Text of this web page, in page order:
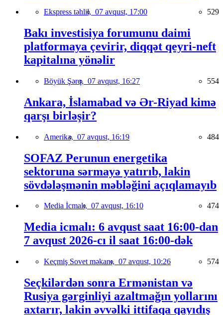
Ekspress təhlil, 07 avqust, 17:00 529
Bakı investisiya forumunu daimi
platformaya çevirir, diqqət qeyri-neft
kapitalına yönəlir
Böyük Şərq, 07 avqust, 16:27 554
Ankara, İslamabad və Ər-Riyad kimə
qarşı birləşir?
Amerika, 07 avqust, 16:19 484
SOFAZ Perunun energetika
sektoruna sərmayə yatırıb, lakin
sövdələşmənin məbləğini açıqlamayıb
Media İcmalı, 07 avqust, 16:10 474
Media icmalı: 6 avqust saat 16:00-dan
7 avqust 2026-cı il saat 16:00-dək
Keçmiş Sovet məkanı, 07 avqust, 10:26 574
Seçkilərdən sonra Ermənistan və
Rusiya gərginliyi azaltmağın yollarını
axtarır, lakin əvvəlki ittifaqa qayıdış